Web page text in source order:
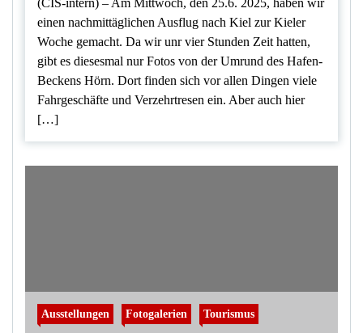
(CIS-intern) – Am Mittwoch, den 25.6. 2025, haben wir
einen nachmittäglichen Ausflug nach Kiel zur Kieler
Woche gemacht. Da wir unr vier Stunden Zeit hatten,
gibt es diesesmal nur Fotos von der Umrund des Hafen-
Beckens Hörn. Dort finden sich vor allen Dingen viele
Fahrgeschäfte und Verzehrtresen ein. Aber auch hier
[…]
Ausstellungen Fotogalerien Tourismus